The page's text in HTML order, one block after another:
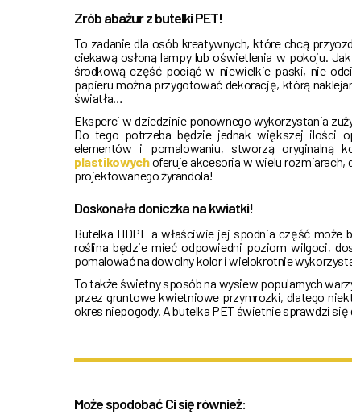
Zrób abażur z butelki PET!
To zadanie dla osób kreatywnych, które chcą
ciekawą osłoną lampy lub oświetlenia w pokoju.
środkową część pociąć w niewielkie paski, nie
papieru można przygotować dekorację, którą
światła…
Eksperci w dziedzinie ponownego wykorzystania
Do tego potrzeba będzie jednak większej ilości
elementów i pomalowaniu, stworzą oryginalną
plastikowychoferuje akcesoria w wielu
projektowanego żyrandola!
Doskonała doniczka na kwiatki!
Butelka HDPE a właściwie jej spodnia część
roślina będzie mieć odpowiedni poziom wilgoci,
pomalować na dowolny kolor i wielokrotnie
To także świetny sposób na wysiew popularnych
przez gruntowe kwietniowe przymrozki, dlatego
okres niepogody. A butelka PET świetnie sprawdzi się
Może spodobać Ci się również: